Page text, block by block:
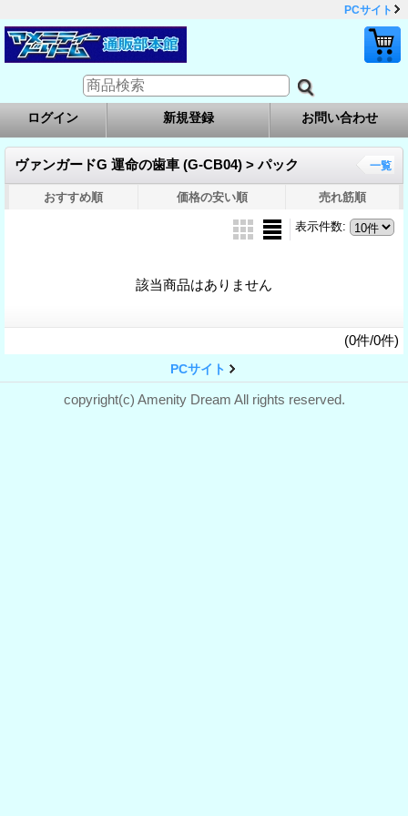
PCサイト
ログイン 新規登録 お問い合わせ
ヴァンガードG 運命の歯車 (G-CB04) > パック 一覧
おすすめ順 価格の安い順 売れ筋順
表示件数:
該当商品はありません
(0件/0件)
PCサイト
copyright(c) Amenity Dream All rights reserved.